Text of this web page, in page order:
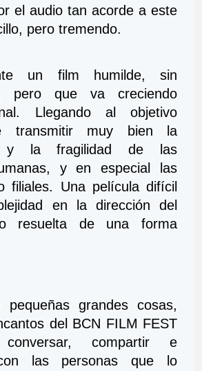
el audio tan acorde a este
pero tremendo.
un film humilde, sin
pero que va creciendo
Llegando al objetivo
transmitir muy bien la
y la fragilidad de las
y en especial las
filiales. Una película difícil
en la dirección del
resuelta de una forma
pequeñas grandes cosas,
del BCN FILM FEST
compartir e
las personas que lo